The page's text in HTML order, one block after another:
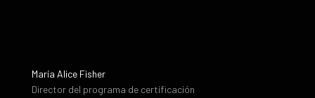
María Alice Fisher
Director del programa de certificación